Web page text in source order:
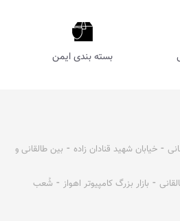
بسته بندی ایمن
⁃ خیابان شهید قنادان زاده ⁃ بین طالقانی و
⁃ بازار بزرگ کامپیوتر اهواز ⁃ شُعب